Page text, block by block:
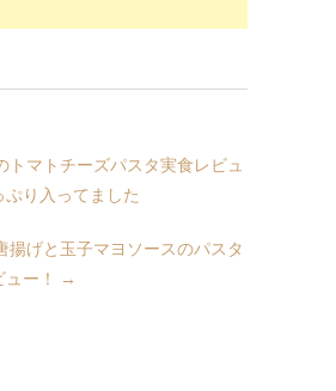
マトチーズパスタ実食レビュ
り入ってました
揚げと玉子マヨソースのパスタ
ー！
→